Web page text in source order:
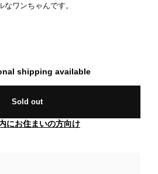
ワンちゃんです。
shipping available
Sold out
にお住まいの方向け